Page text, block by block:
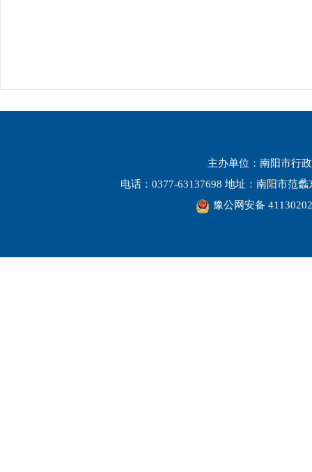
主办单位：南阳市行
电话：0377-63137698 地址：南阳市范
豫公网安备